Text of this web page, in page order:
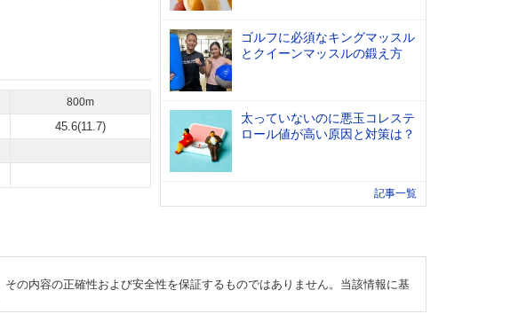
800m
45.6(11.7)
ゴルフに必須なキングマッスル
とクイーンマッスルの鍛え方
太っていないのに悪玉コレステ
ロール値が高い原因と対策は？
記事一覧
の内容の正確性および安全性を保証するものではありません。当該情報に基